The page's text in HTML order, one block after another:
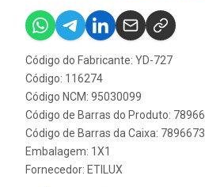
Código do Fabricante: YD-727
Código: 116274
Código NCM: 95030099
Código de Barras do Produto:
Código de Barras da Caixa:
Embalagem: 1X1
Fornecedor: ETILUX